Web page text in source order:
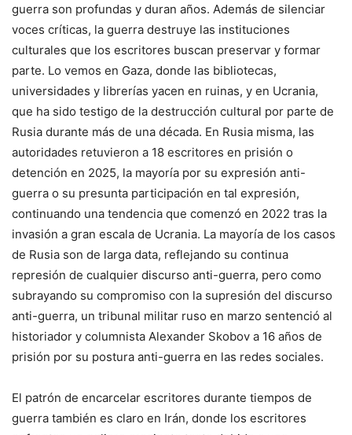
guerra son profundas y duran años. Además de silenciar
voces críticas, la guerra destruye las instituciones
culturales que los escritores buscan preservar y formar
parte. Lo vemos en Gaza, donde las bibliotecas,
universidades y librerías yacen en ruinas, y en Ucrania,
que ha sido testigo de la destrucción cultural por parte de
Rusia durante más de una década. En Rusia misma, las
autoridades retuvieron a 18 escritores en prisión o
detención en 2025, la mayoría por su expresión anti-
guerra o su presunta participación en tal expresión,
continuando una tendencia que comenzó en 2022 tras la
invasión a gran escala de Ucrania. La mayoría de los casos
de Rusia son de larga data, reflejando su continua
represión de cualquier discurso anti-guerra, pero como
subrayando su compromiso con la supresión del discurso
anti-guerra, un tribunal militar ruso en marzo sentenció al
historiador y columnista Alexander Skobov a 16 años de
prisión por su postura anti-guerra en las redes sociales.
El patrón de encarcelar escritores durante tiempos de
guerra también es claro en Irán, donde los escritores